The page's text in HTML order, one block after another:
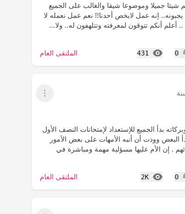
شيئا جميلا وموضوعا شيقا والغالب على الجميع
يجبونه.. إنه عمل لايخص أحدنا!! نعم عمل نعمله لا
أعلم أنكم تتوقون لمعرفته وتتلهفون له.. ولا...
إعجاب
0
431
المشاهدات الملتقى العام
عرض القائمة
بدأ الجميع للإستعداد لإمتحانات النصف الأول
البعض وودت أن أنبه الأمهات على بعض الأمور
. إن الأم عليها مسؤلية مهمة ومباشرة في
إعجاب
0
2K
المشاهدات الملتقى العام